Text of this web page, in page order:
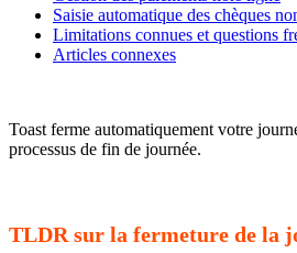
Saisie automatique des chèques
Limitations connues et questions
Articles connexes
Toast ferme automatiquement votre
processus de fin de journée.
TLDR sur la fermeture de la